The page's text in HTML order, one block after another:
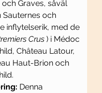
Graves, såväl
Sauternes och
inflytelserik, med de
Crus ) i Médoc
Château Latour,
Haut-Brion och
Denna